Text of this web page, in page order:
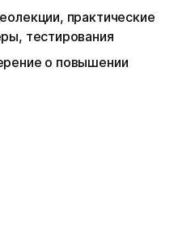
практические
тестирования
о повышении